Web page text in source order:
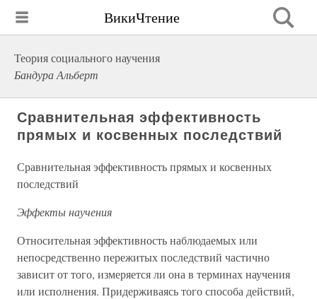
ВикиЧтение
Теория социального научения
Бандура Альберт
Сравнительная эффективность
прямых и косвенных последствий
Сравнительная эффективность прямых и косвенных
последствий
Эффекты научения
Относительная эффективность наблюдаемых или
непосредственно пережитых последствий частично
зависит от того, измеряется ли она в терминах научения
или исполнения. Придерживаясь того способа действий,